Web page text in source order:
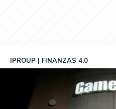
IPROUP FINANZAS 4.0